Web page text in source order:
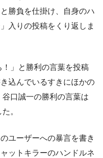
勝負を仕掛け、自身のハ
入りの投稿をくり返しま
」と勝利の言葉を投稿
込んでいるすきにほかの
口誠一の勝利の言葉は
。
ユーザーへの暴言を書き
ットキラーのハンドルネ